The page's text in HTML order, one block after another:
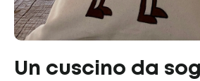
Un cuscino da